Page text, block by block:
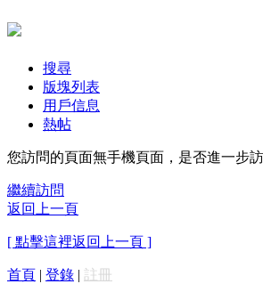
搜尋
版塊列表
用戶信息
熱帖
您訪問的頁面無手機頁面，是否進一步
繼續訪問
返回上一頁
[ 點擊這裡返回上一頁 ]
首頁 | 登錄 | 註冊